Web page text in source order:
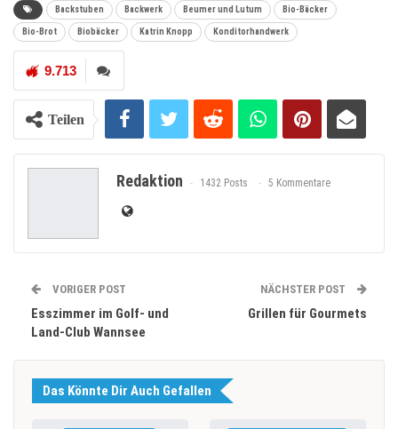
Backstuben Backwerk Beumer und Lutum Bio-Bäcker
Bio-Brot Biobäcker Katrin Knopp Konditorhandwerk
9.713
Teilen
Redaktion 1432 Posts 5 Kommentare
VORIGER POST
Esszimmer im Golf- und
Land-Club Wannsee
NÄCHSTER POST
Grillen für Gourmets
Das Könnte Dir Auch Gefallen